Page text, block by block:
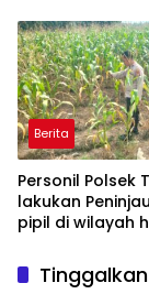
Penanaman
Berita
Personil Polsek
lakukan
pipil di wilayah